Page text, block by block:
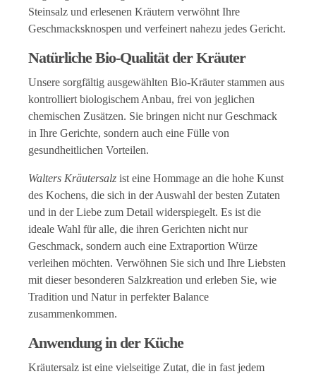
Steinsalz und erlesenen Kräutern verwöhnt Ihre
Geschmacksknospen und verfeinert nahezu jedes Gericht.
Natürliche Bio-Qualität der Kräuter
Unsere sorgfältig ausgewählten Bio-Kräuter stammen aus
kontrolliert biologischem Anbau, frei von jeglichen
chemischen Zusätzen. Sie bringen nicht nur Geschmack
in Ihre Gerichte, sondern auch eine Fülle von
gesundheitlichen Vorteilen.
Walters Kräutersalz ist eine Hommage an die hohe Kunst
des Kochens, die sich in der Auswahl der besten Zutaten
und in der Liebe zum Detail widerspiegelt. Es ist die
ideale Wahl für alle, die ihren Gerichten nicht nur
Geschmack, sondern auch eine Extraportion Würze
verleihen möchten. Verwöhnen Sie sich und Ihre Liebsten
mit dieser besonderen Salzkreation und erleben Sie, wie
Tradition und Natur in perfekter Balance
zusammenkommen.
Anwendung in der Küche
Kräutersalz ist eine vielseitige Zutat, die in fast jedem